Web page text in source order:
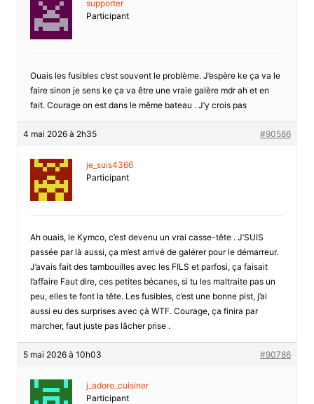
supporter
Participant
Ouais les fusibles c’est souvent le problème. J’espère ke ça va le
faire sinon je sens ke ça va être une vraie galère mdr ah et en
fait. Courage on est dans le même bateau . J’y crois pas
4 mai 2026 à 2h35 #90586
je_suis4366
Participant
Ah ouais, le Kymco, c’est devenu un vrai casse-tête . J’SUIS
passée par là aussi, ça m’est arrivé de galérer pour le démarreur.
J’avais fait des tambouilles avec les FILS et parfosi, ça faisait
l’affaire Faut dire, ces petites bécanes, si tu les maltraite pas un
peu, elles te font la tête. Les fusibles, c’est une bonne pist, j’ai
aussi eu des surprises avec çà WTF. Courage, ça finira par
marcher, faut juste pas lâcher prise .
5 mai 2026 à 10h03 #90786
j_adore_cuisiner
Participant